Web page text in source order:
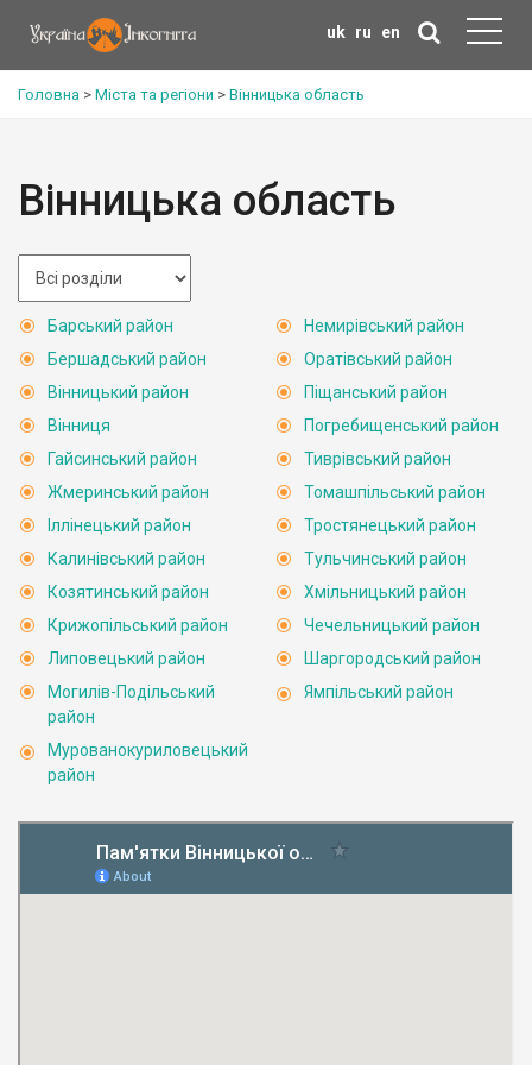
uk ru en
Головна > Міста та регіони > Вінницька область
Вінницька область
Барський район
Бершадський район
Вінницький район
Вінниця
Гайсинський район
Жмеринський район
Іллінецький район
Калинівський район
Козятинський район
Крижопільський район
Липовецький район
Могилів-Подільський
район
Мурованокуриловецький
район
Немирівський район
Оратівський район
Піщанський район
Погребищенський район
Тиврівський район
Томашпільський район
Тростянецький район
Тульчинський район
Хмільницький район
Чечельницький район
Шаргородський район
Ямпільський район